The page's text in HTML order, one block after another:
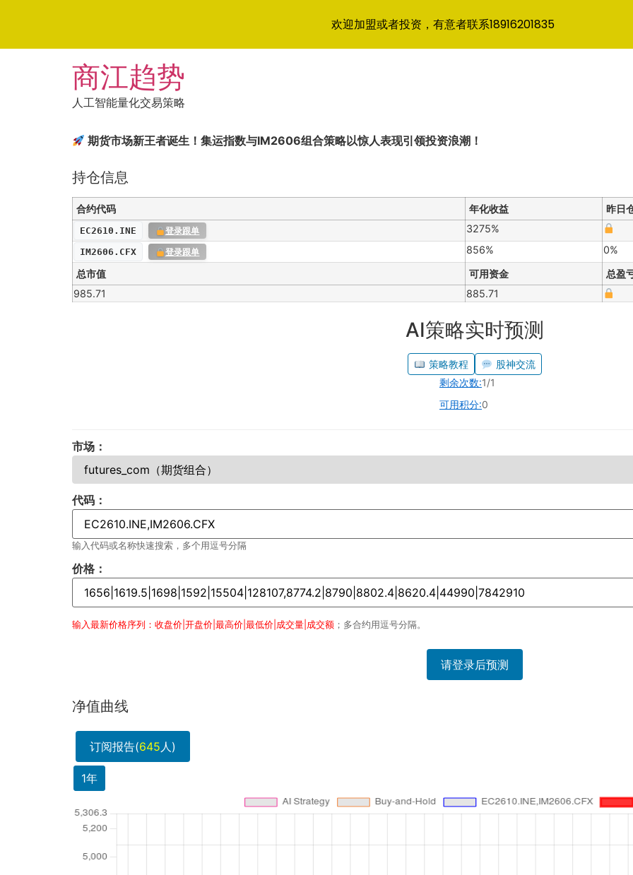
商江趋势
人工智能量化交易策略
期货市场新王者诞生！集运指数与IM2606组合策略以惊人表现引领投资浪潮！
持仓信息
合约代码 年化收益 昨日
EC2610.INE 登录跟单 3275%
IM2606.CFX 登录跟单 856%
0%
总市值
可用资金
总盈
985.71
885.71
AI策略实时预测
策略教程
股神交流
剩余次数:1/1
可用积分:0
市场：
代码：
输入代码或名称快速搜索，多个用逗号分隔
价格：
输入最新价格序列：收盘价|开盘价|最高价|最低价|成交量|成交额 ；多合约用逗号分隔。
请登录后预测
净值曲线
订阅报告(645人)
1年
欢迎加盟或者投资，有意者联系18916201835